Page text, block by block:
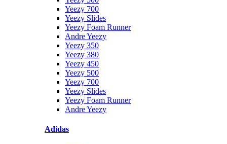
Yeezy 700
Yeezy Slides
Yeezy Foam Runner
Andre Yeezy
Yeezy 350
Yeezy 380
Yeezy 450
Yeezy 500
Yeezy 700
Yeezy Slides
Yeezy Foam Runner
Andre Yeezy
Adidas